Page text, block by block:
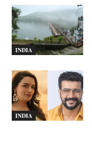
INDIA
INDIA